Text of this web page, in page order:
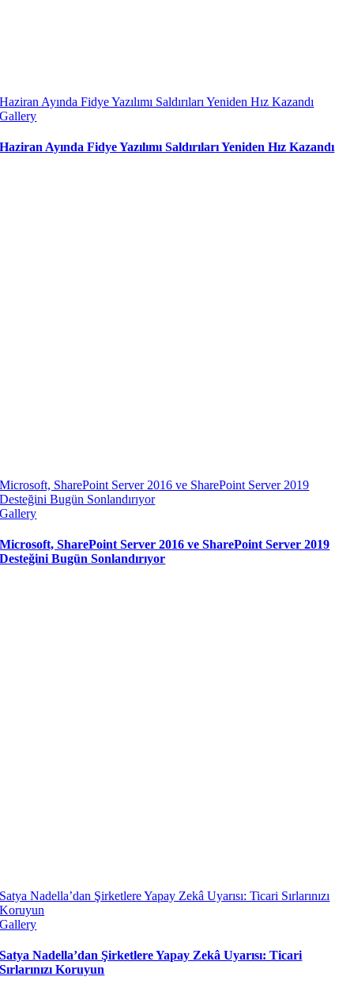
Haziran Ayında Fidye Yazılımı Saldırıları Yeniden Hız Kazandı
Gallery
Haziran Ayında Fidye Yazılımı Saldırıları Yeniden Hız Kazandı
Microsoft, SharePoint Server 2016 ve SharePoint Server 2019
Desteğini Bugün Sonlandırıyor
Gallery
Microsoft, SharePoint Server 2016 ve SharePoint Server 2019
Desteğini Bugün Sonlandırıyor
Satya Nadella’dan Şirketlere Yapay Zekâ Uyarısı: Ticari Sırlarınızı
Koruyun
Gallery
Satya Nadella’dan Şirketlere Yapay Zekâ Uyarısı: Ticari
Sırlarınızı Koruyun